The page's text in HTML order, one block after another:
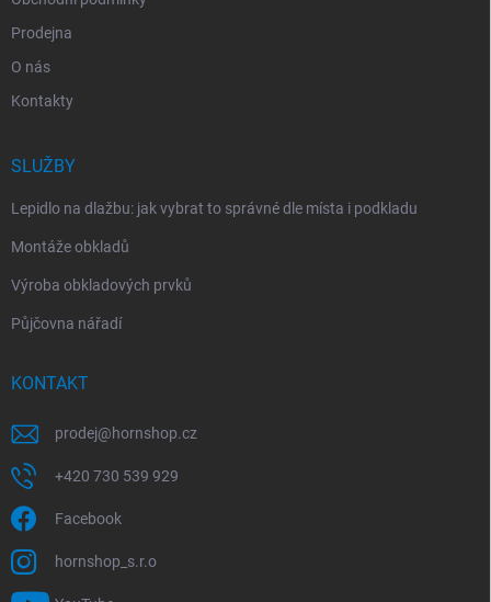
Prodejna
O nás
Kontakty
SLUŽBY
Lepidlo na dlažbu: jak vybrat to správné dle místa i podkladu
Montáže obkladů
Výroba obkladových prvků
Půjčovna nářadí
KONTAKT
prodej@hornshop.cz
+420 730 539 929
Facebook
hornshop_s.r.o